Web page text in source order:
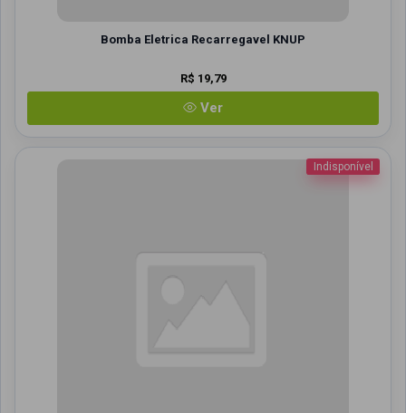
Bomba Eletrica Recarregavel KNUP
R$ 19,79
Ver
Indisponível